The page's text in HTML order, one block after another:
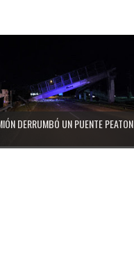
DERRUMBÓ UN PUENTE PEATON...